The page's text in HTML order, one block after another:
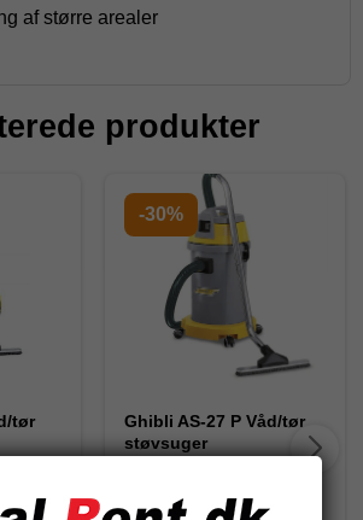
af større arealer
produkter
-30%
Ghibli AS-27 P Våd/tør
støvsuger
80101003